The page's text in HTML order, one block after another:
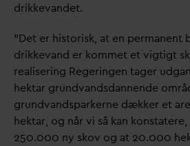
drikkevandet.
”Det er historisk, at en permanent
drikkevand er kommet et vigtigt
realisering Regeringen tager
hektar grundvandsdannende
grundvandsparkerne dækker et
hektar, og når vi så kan
250.000 ny skov og at 20.000